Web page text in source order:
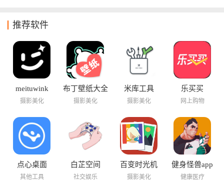
推荐软件
meituwink
摄影美化
布丁壁纸大全
摄影美化
米库工具
摄影美化
乐买买
网上购物
点心桌面
其他工具
白芷空间
社交娱乐
百变时光机
摄影美化
健身怪兽app
健康医疗